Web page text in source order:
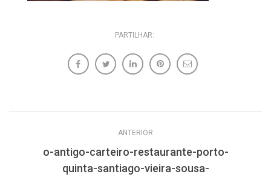
PARTILHAR:
ANTERIOR
o-antigo-carteiro-restaurante-porto-
quinta-santiago-vieira-sousa-